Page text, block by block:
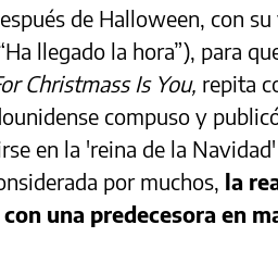
de Halloween, con
llegado la hora”), para
Christmass Is You, repita
compuso y
en la 'reina de la
por muchos, la
una predecesora en